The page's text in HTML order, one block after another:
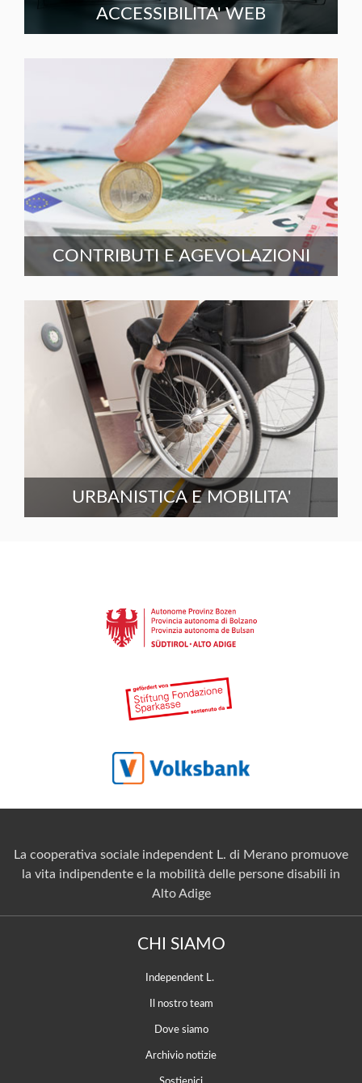
ACCESSIBILITA' WEB
CONTRIBUTI E AGEVOLAZIONI
URBANISTICA E MOBILITA'
La cooperativa sociale independent L. di Merano promuove
la vita indipendente e la mobilità delle persone disabili in
Alto Adige
CHI SIAMO
Independent L.
Il nostro team
Dove siamo
Archivio notizie